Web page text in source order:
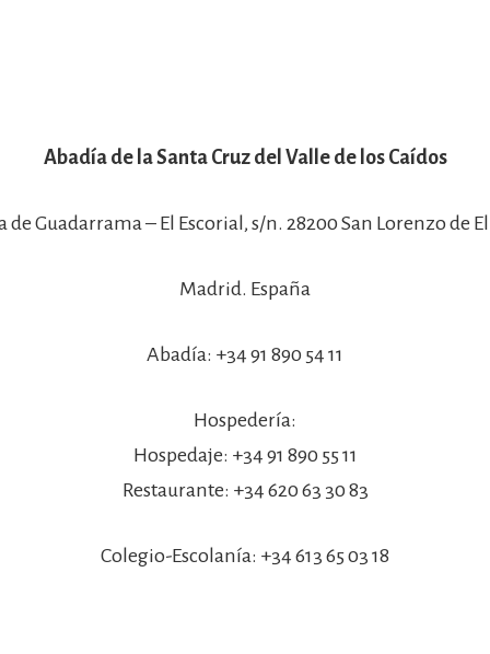
Abadía de la Santa Cruz del Valle de los Caídos
de Guadarrama – El Escorial, s/n. 28200 San Lorenzo de
Madrid. España
Abadía: +34 91 890 54 11
Hospedería:
Hospedaje: +34 91 890 55 11
Restaurante: +34 620 63 30 83
Colegio-Escolanía: +34 613 65 03 18